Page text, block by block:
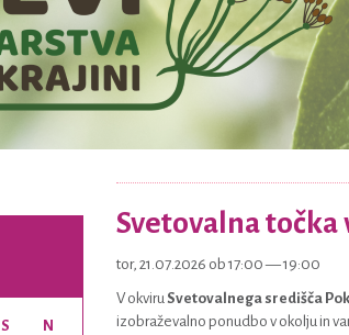
Svetovalna točka
tor, 21.07.2026 ob 17:00 — 19:00
V okviru Svetovalnega središča
izobraževalno ponudbo v okolju in
S N